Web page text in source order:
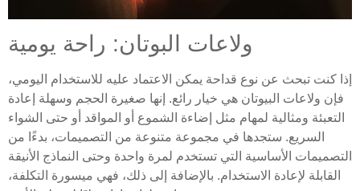
ولاعات البوتان: راحة يومية
إذا كنت تبحث عن نوع قداحة يمكن الاعتماد عليه للاستخدام اليومي،
فإن ولاعات البيوتان هي خيار رائع. إنها صغيرة الحجم وسهلة إعادة
التعبئة ومثالية لمهام مثل إضاءة الشموع أو المواقد أو حتى الشواء
السريع. ستجدها في مجموعة متنوعة من التصميمات، بدءًا من
التصميمات الأساسية التي تستخدم لمرة واحدة وحتى النماذج الأنيقة
القابلة لإعادة الاستخدام. بالإضافة إلى ذلك، فهي ميسورة التكلفة،